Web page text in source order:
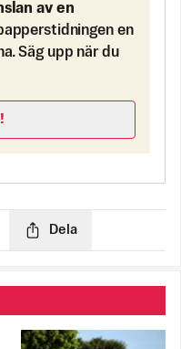
av en
en
Säg upp när du
Dela